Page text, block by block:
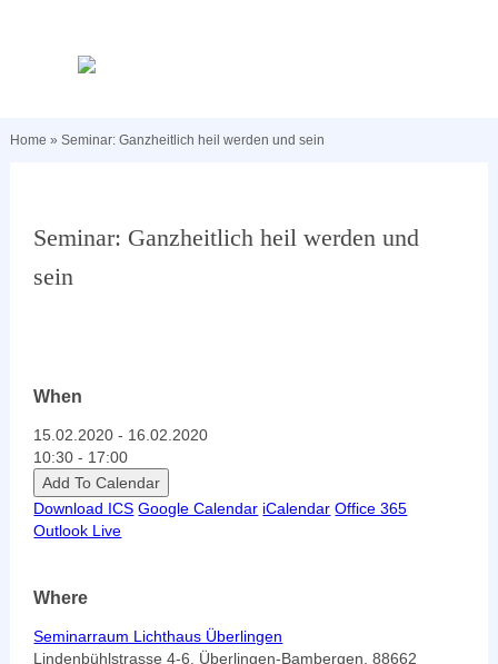
Home » Seminar: Ganzheitlich heil werden und sein
Seminar: Ganzheitlich heil werden und
sein
When
15.02.2020 - 16.02.2020
10:30 - 17:00
Add To Calendar
Download ICS Google Calendar iCalendar Office 365
Outlook Live
Where
Seminarraum Lichthaus Überlingen
Lindenbühlstrasse 4-6, Überlingen-Bambergen, 88662